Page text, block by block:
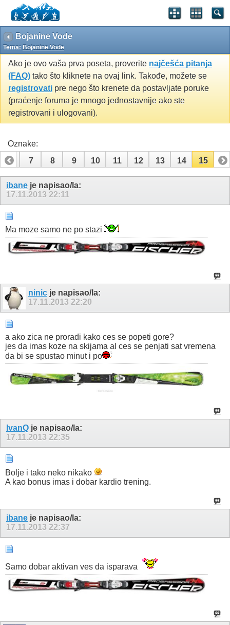
Bojanine Vode
Tema: Bojanine Vode
Ako je ovo vaša prva poseta, proverite najčešća pitanja
(FAQ) tako što kliknete na ovaj link. Takođe, možete se
registrovati pre nego što krenete da postavljate poruke
(praćenje foruma je mnogo jednostavnije ako ste
registrovani i ulogovani).
Oznake:
6
7 8 9 10 11 12 13 14 15
ibane je napisao/la:
17.11.2013 22:11
Ma moze samo ne po stazi
ninic je napisao/la:
17.11.2013 22:20
a ako zica ne proradi kako ces se popeti gore?
jes da imas koze na skijama al ces se penjati sat vremena
da bi se spustao minut i po
IvanQ je napisao/la:
17.11.2013 22:35
Bolje i tako neko nikako
A kao bonus imas i dobar kardio trening.
ibane je napisao/la:
17.11.2013 22:37
Samo dobar aktivan ves da isparava